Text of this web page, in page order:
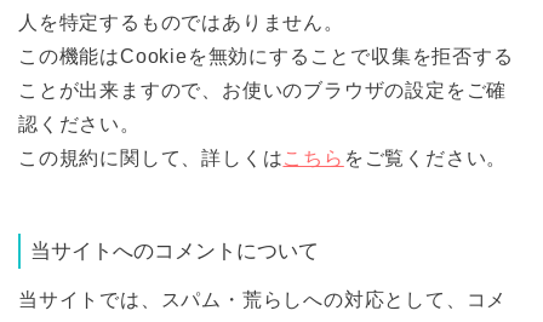
人を特定するものではありません。
この機能はCookieを無効にすることで収集を拒否する
ことが出来ますので、お使いのブラウザの設定をご確
認ください。
この規約に関して、詳しくはこちら をご覧ください。
当サイトへのコメントについて
当サイトでは、スパム・荒らしへの対応として、コメ